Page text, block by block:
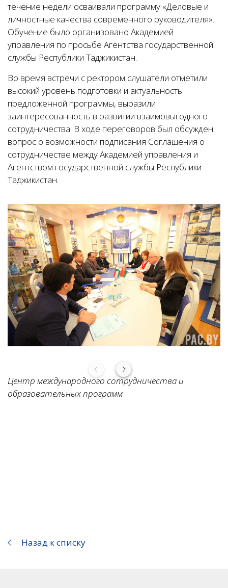
течение недели осваивали программу «Деловые и
личностные качества современного руководителя».
Обучение было организовано Академией
управления по просьбе Агентства государственной
службы Республики Таджикистан.
Во время встречи с ректором слушатели отметили
высокий уровень подготовки и актуальность
предложенной программы, выразили
заинтересованность в развитии взаимовыгодного
сотрудничества. В ходе переговоров был обсужден
вопрос о возможности подписания Соглашения о
сотрудничестве между Академией управления и
Агентством государственной службы Республики
Таджикистан.
Центр международного сотрудничества и
образовательных программ
Назад к списку